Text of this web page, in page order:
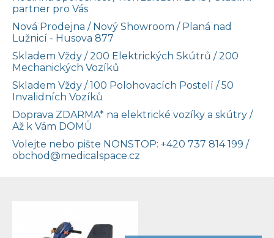
partner pro Vás
Nová Prodejna / Nový Showroom / Planá nad
Lužnicí - Husova 877
Skladem Vždy / 200 Elektrických Skútrů / 200
Mechanických Vozíků
Skladem Vždy / 100 Polohovacích Postelí / 50
Invalidních Vozíků
Doprava ZDARMA* na elektrické vozíky a skútry /
Až k Vám DOMŮ
Volejte nebo pište NONSTOP: +420 737 814 199 /
obchod@medicalspace.cz